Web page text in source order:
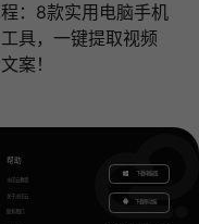
程：8款实用电脑手机
工具，一键提取视频
文案！
帮助
水印云教程
关于水印云
联系我们
下载电脑版
下载移动端